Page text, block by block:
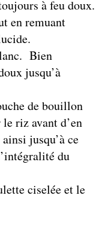
à feu doux.
en remuant
Bien
jusqu’à
de bouillon
riz avant d’en
jusqu’à ce
du
ciselée et le